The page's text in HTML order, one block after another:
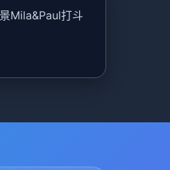
Mila&Paul打斗